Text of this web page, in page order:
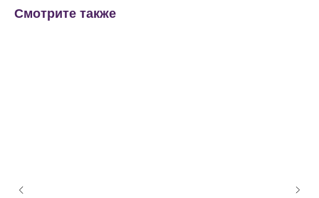
Смотрите также